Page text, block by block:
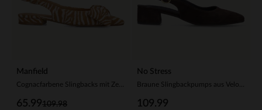
Manfield
109.98
65.99
No Stress
109.99